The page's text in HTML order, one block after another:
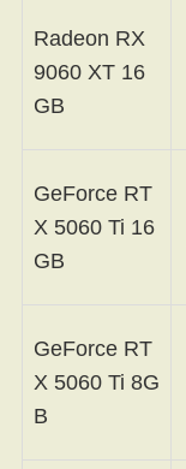
Radeon RX
9060 XT 16
GB
GeForce RT
X 5060 Ti 16
GB
GeForce RT
X 5060 Ti 8G
B